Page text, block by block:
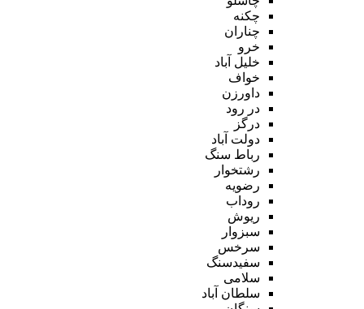
چکنه
چناران
خرو
خلیل آباد
خواف
داورزن
در رود
درگز
دولت آباد
رباط سنگ
رشتخوار
رضویه
روداب
ریوش
سبزوار
سرخس
سفیدسنگ
سلامی
سلطان آباد